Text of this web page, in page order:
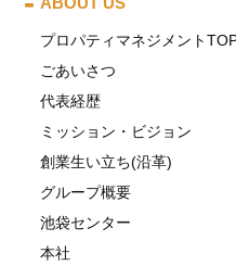
プロパティマネジメント
ごあいさつ
代表経歴
ミッション・ビジョン
創業生い立ち(沿革)
グループ概要
池袋センター
本社